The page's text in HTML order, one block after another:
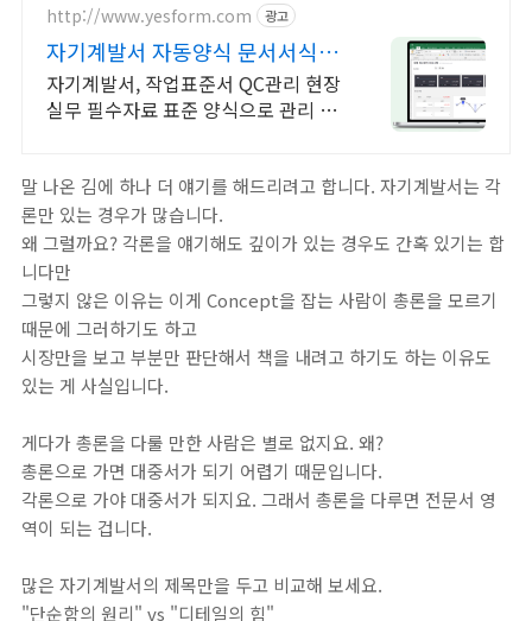
술.
http://www.yesform.com 광고
자기계발서 자동양식 문서서식
No.1 예스폼
자기계발서, 작업표준서 QC관리 현장
실무 필수자료 표준 양식으로 관리 효
말 나온 김에 하나 더 얘기를 해드리려고 합니다. 자기계발서는 각
론만 있는 경우가 많습니다.
왜 그럴까요? 각론을 얘기해도 깊이가 있는 경우도 간혹 있기는 합
니다만
그렇지 않은 이유는 이게 Concept을 잡는 사람이 총론을 모르기
때문에 그러하기도 하고
시장만을 보고 부분만 판단해서 책을 내려고 하기도 하는 이유도
있는 게 사실입니다.
게다가 총론을 다룰 만한 사람은 별로 없지요. 왜?
총론으로 가면 대중서가 되기 어렵기 때문입니다.
각론으로 가야 대중서가 되지요. 그래서 총론을 다루면 전문서 영
역이 되는 겁니다.
많은 자기계발서의 제목만을 두고 비교해 보세요.
"단순함의 원리" vs "디테일의 힘"